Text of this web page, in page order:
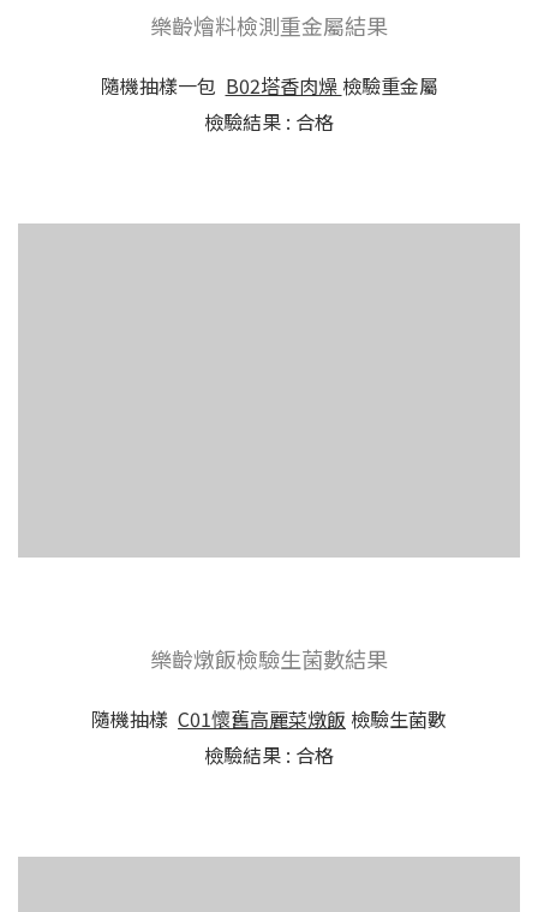
樂齡燴料檢測重金屬結果
隨機抽樣一包 B02塔香肉燥 檢驗重金屬
檢驗結果 : 合格
樂齡燉飯檢驗生菌數結果
隨機抽樣 C01懷舊高麗菜燉飯 檢驗生菌數
檢驗結果 : 合格